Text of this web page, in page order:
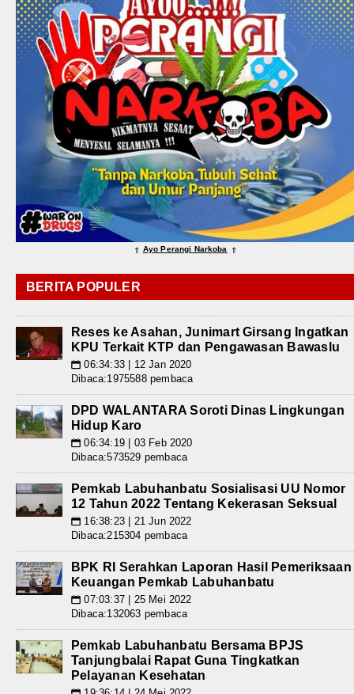
⇑ Ayo Perangi Narkoba ⇑
BERITA POPULER
Reses ke Asahan, Junimart Girsang Ingatkan
KPU Terkait KTP dan Pengawasan Bawaslu
📅 06:34:33 | 12 Jan 2020
Dibaca:1975588 pembaca
DPD WALANTARA Soroti Dinas Lingkungan
Hidup Karo
📅 06:34:19 | 03 Feb 2020
Dibaca:573529 pembaca
Pemkab Labuhanbatu Sosialisasi UU Nomor
12 Tahun 2022 Tentang Kekerasan Seksual
📅 16:38:23 | 21 Jun 2022
Dibaca:215304 pembaca
BPK RI Serahkan Laporan Hasil Pemeriksaan
Keuangan Pemkab Labuhanbatu
📅 07:03:37 | 25 Mei 2022
Dibaca:132063 pembaca
Pemkab Labuhanbatu Bersama BPJS
Tanjungbalai Rapat Guna Tingkatkan
Pelayanan Kesehatan